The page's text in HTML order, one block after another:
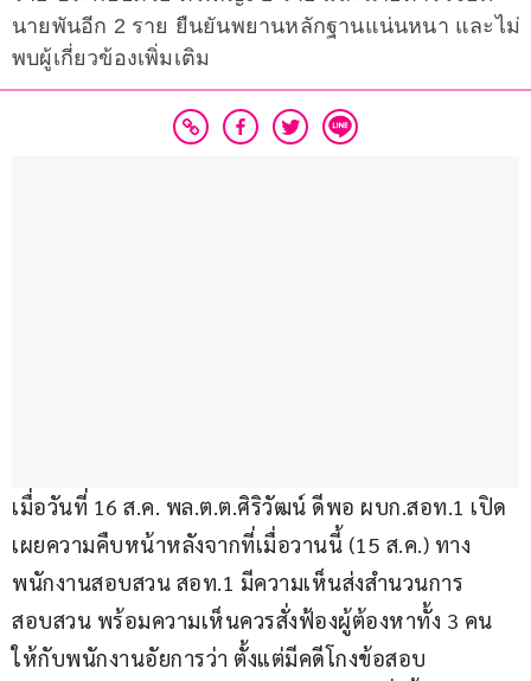
นายพันอีก 2 ราย ยืนยันพยานหลักฐานแน่นหนา และไม่
พบผู้เกี่ยวข้องเพิ่มเติม
เมื่อวันที่ 16 ส.ค. พล.ต.ต.ศิริวัฒน์ ดีพอ ผบก.สอท.1 เปิด
เผยความคืบหน้าหลังจากที่เมื่อวานนี้ (15 ส.ค.) ทาง
พนักงานสอบสวน สอท.1 มีความเห็นส่งสำนวนการ
สอบสวน พร้อมความเห็นควรสั่งฟ้องผู้ต้องหาทั้ง 3 คน
ให้กับพนักงานอัยการว่า ตั้งแต่มีคดีโกงข้อสอบ